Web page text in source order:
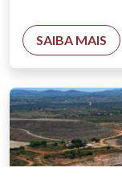
SAIBA MAIS